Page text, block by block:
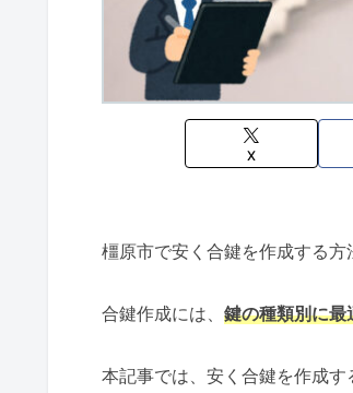
X
橿原市で安く合鍵を作成する
合鍵作成には、 鍵の種類別に最
本記事では、安く合鍵を作成す